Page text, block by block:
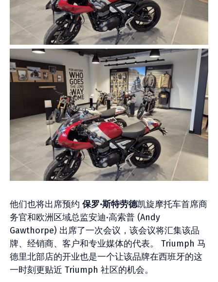
他们也将出席预约 保罗·斯特劳德凯旋摩托车首席商
务官和欧洲区域总监安迪·高索普 (Andy
Gawthorpe) 出席了一次会议，该会议将汇集该品
牌、经销商、客户和专业媒体的代表。 Triumph 马
德里北部店的开业也是一个让该品牌在西班牙的这
一时刻更贴近 Triumph 社区的机会。